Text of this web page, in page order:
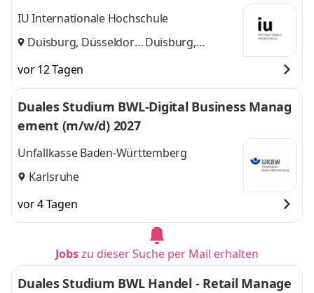
IU Internationale Hochschule
Duisburg, Düsseldorf Duisburg,
vor 12 Tagen
Duales Studium BWL-Digital Business Manag
ement (m/w/d) 2027
Unfallkasse Baden-Württemberg
Karlsruhe
vor 4 Tagen
Jobszu dieser Suche per Mail erhalten
Duales Studium BWL Handel - Retail Manage